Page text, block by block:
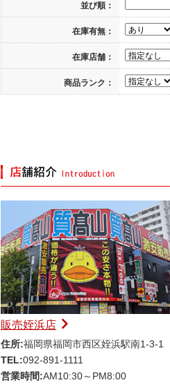
並び順：
在庫有無：
在庫店舗：
商品ランク：
販売姪浜店
住所:福岡県福岡市西区姪浜駅南1-3-1
TEL:092-891-1111
営業時間:AM10:30～PM8:00